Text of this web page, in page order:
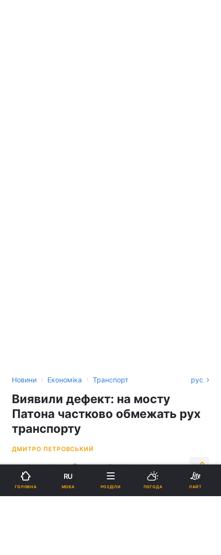
Новини › Економіка › Транспорт рус
Виявили дефект: на мосту
Патона частково обмежать рух
транспорту
ДМИТРО ПЕТРОВСЬКИЙ
14:23, 11.05.26 2 хв. 2350
Підпишіться на нас в Google
ГОЛОВНА
RU
МОВА РОЗДІЛИ ПОГОДА ЛАЙТ